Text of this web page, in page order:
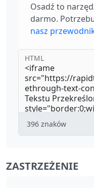
Osadź to
darmo.
nasz
HTML
396 znaków
ZASTRZEŻENIE